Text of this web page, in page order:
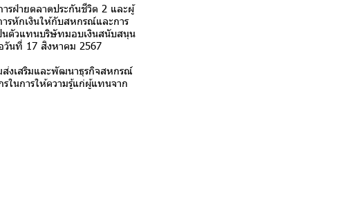
ายตลาดประกันชีวิต 2 และผู้
รหักเงินให้กับสหกรณ์และการ
ตัวแทนบริษัทมอบเงินสนับสนุน
วันที่ 17 สิงหาคม 2567
งเสริมและพัฒนาธุรกิจสหกรณ์
ในการให้ความรู้แก่ผู้แทนจาก